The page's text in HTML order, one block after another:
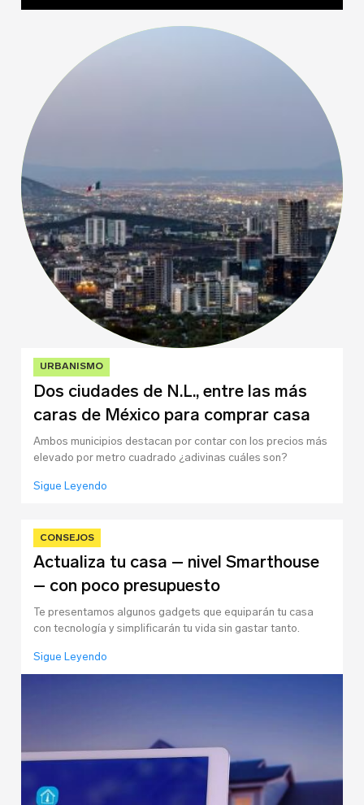
URBANISMO
Dos ciudades de N.L., entre las más
caras de México para comprar casa
Ambos municipios destacan por contar con los precios más
elevado por metro cuadrado ¿adivinas cuáles son?
Sigue Leyendo
CONSEJOS
Actualiza tu casa – nivel Smarthouse
– con poco presupuesto
Te presentamos algunos gadgets que equiparán tu casa
con tecnología y simplificarán tu vida sin gastar tanto.
Sigue Leyendo
¡Suscríbete!
Nombre*
Teléfono
Sitio web
Correo Electrónico